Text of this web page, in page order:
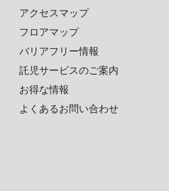
アクセスマップ
フロアマップ
バリアフリー情報
託児サービスのご案内
お得な情報
よくあるお問い合わせ